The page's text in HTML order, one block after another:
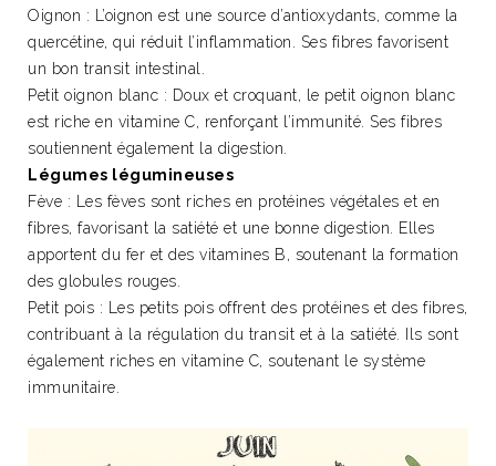
Oignon : L’oignon est une source d’antioxydants, comme la
quercétine, qui réduit l’inflammation. Ses fibres favorisent
un bon transit intestinal.
Petit oignon blanc : Doux et croquant, le petit oignon blanc
est riche en vitamine C, renforçant l’immunité. Ses fibres
soutiennent également la digestion.
Légumes légumineuses
Fève : Les fèves sont riches en protéines végétales et en
fibres, favorisant la satiété et une bonne digestion. Elles
apportent du fer et des vitamines B, soutenant la formation
des globules rouges.
Petit pois : Les petits pois offrent des protéines et des fibres,
contribuant à la régulation du transit et à la satiété. Ils sont
également riches en vitamine C, soutenant le système
immunitaire.